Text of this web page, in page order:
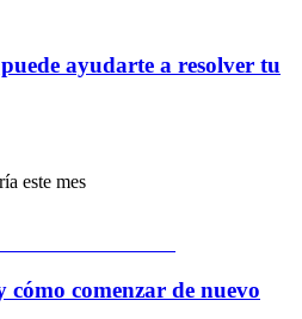
ayudarte a resolver tu
este mes
comenzar de nuevo